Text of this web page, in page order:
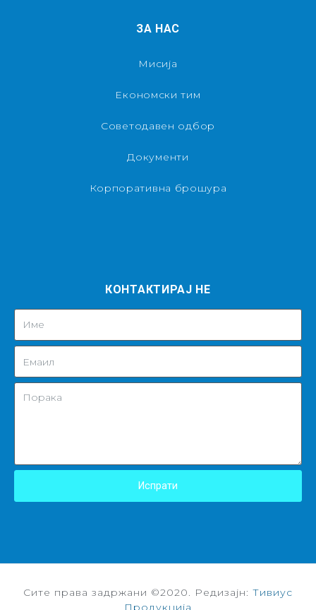
ЗА НАС
Мисија
Економски тим
Советодавен одбор
Документи
Корпоративна брошура
КОНТАКТИРАЈ НЕ
Испрати
Сите права задржани ©2020. Редизајн: Тивиус
Продукција